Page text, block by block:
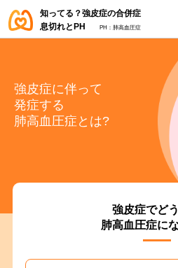
知ってる？強皮症の合併症
息切れとPH
PH：肺高血圧症
強皮症に伴って
発症する
肺高血圧症とは?
強皮症でど
肺高血圧症に